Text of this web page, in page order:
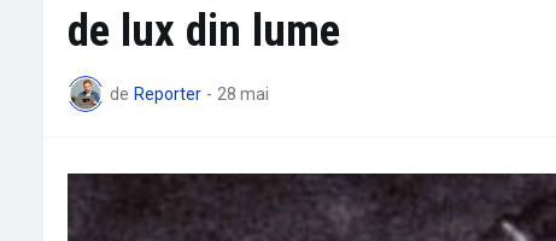
de lux din lume
de Reporter - 28 mai